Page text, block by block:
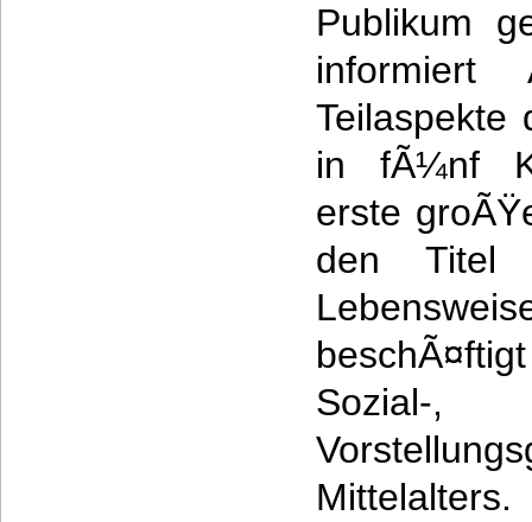
Publikum
informiert
Teilaspekte
in fÃ¼nf
erste
den Titel
Sozial-